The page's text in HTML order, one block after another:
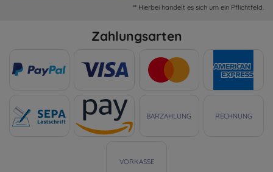
** Hierbei handelt es sich um ein Pflichtfeld.
Zahlungsarten
BARZAHLUNG RECHNUNG
VORKASSE